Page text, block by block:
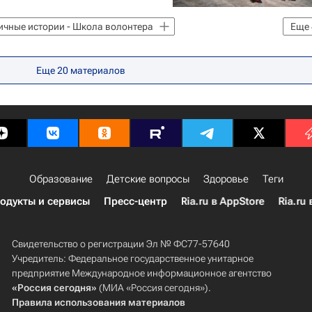
Еще
истории - Школа волонтера
Еще20 материалов
Образование Детские вопросы Здоровье
Теги
и сервисы
Пресс-центр Ria.ru в AppStore Ria.ru
Свидетельство о регистрации Эл № ФС77-57640
Учредитель: Федеральное государственное унитарное
предприятие Международное информационное агентство
«Россия сегодня» (МИА «Россия сегодня»).
Правила использования материалов